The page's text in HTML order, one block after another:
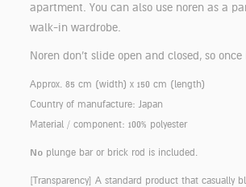
apartment. You can also use noren as a
walk-in wardrobe.
Noren don’t slide open and closed, so
Approx. 85 cm (width) x 150 cm (length)
Country of manufacture: Japan
Material / component: 100% polyester
No plunge bar or brick rod is included.
[Transparency] A standard product that casually